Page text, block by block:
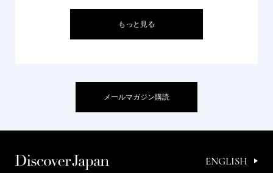
もっと見る
メールマガジン購読
ENGLISH